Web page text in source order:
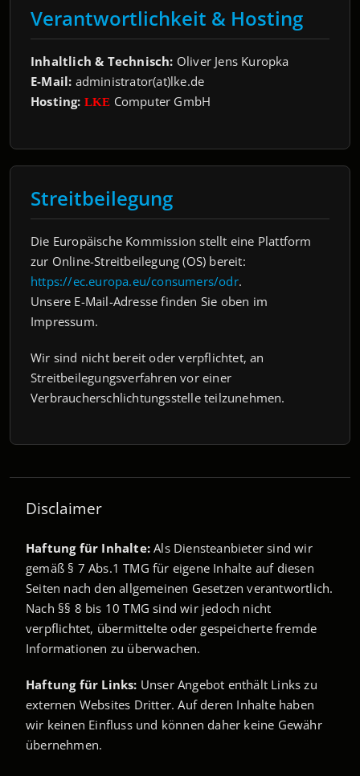
Verantwortlichkeit & Hosting
Inhaltlich & Technisch: Oliver Jens Kuropka
E-Mail: administrator(at)lke.de
Hosting: LKE Computer GmbH
Streitbeilegung
Die Europäische Kommission stellt eine Plattform
zur Online-Streitbeilegung (OS) bereit:
https://ec.europa.eu/consumers/odr.
Unsere E-Mail-Adresse finden Sie oben im
Impressum.
Wir sind nicht bereit oder verpflichtet, an
Streitbeilegungsverfahren vor einer
Verbraucherschlichtungsstelle teilzunehmen.
Disclaimer
Haftung für Inhalte: Als Diensteanbieter sind wir
gemäß § 7 Abs.1 TMG für eigene Inhalte auf diesen
Seiten nach den allgemeinen Gesetzen verantwortlich.
Nach §§ 8 bis 10 TMG sind wir jedoch nicht
verpflichtet, übermittelte oder gespeicherte fremde
Informationen zu überwachen.
Haftung für Links: Unser Angebot enthält Links zu
externen Websites Dritter. Auf deren Inhalte haben
wir keinen Einfluss und können daher keine Gewähr
übernehmen.